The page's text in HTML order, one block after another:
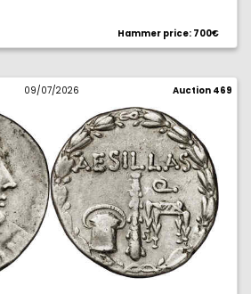
Hammer price: 700€
09/07/2026 Auction 469